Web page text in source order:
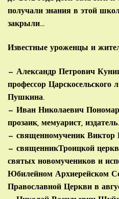
получали знания в этой
закрыли…
Известные уроженцы и
— Александр Петрович
профессор Царскосельского
Пушкина.
— Иван Николаевич
прозаик, мемуарист, издатель.
— священномученик Виктор
— священникТроицкой
святых новомучеников и
Юбилейном Архиерейском
Православной Церкви в